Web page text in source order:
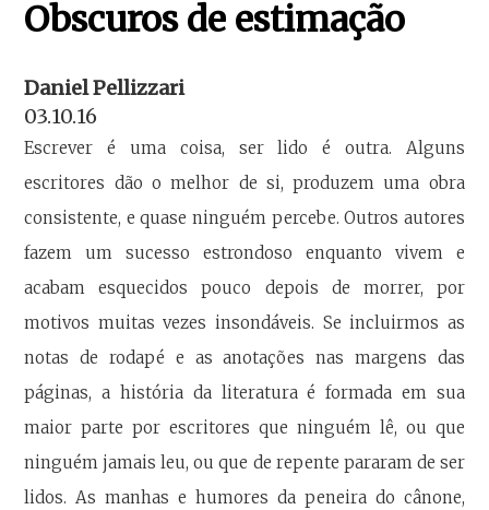
Obscuros de estimação
Daniel Pellizzari
03.10.16
Escrever é uma coisa, ser lido é outra. Alguns
escritores dão o melhor de si, produzem uma obra
consistente, e quase ninguém percebe. Outros autores
fazem um sucesso estrondoso enquanto vivem e
acabam esquecidos pouco depois de morrer, por
motivos muitas vezes insondáveis. Se incluirmos as
notas de rodapé e as anotações nas margens das
páginas, a história da literatura é formada em sua
maior parte por escritores que ninguém lê, ou que
ninguém jamais leu, ou que de repente pararam de ser
lidos. As manhas e humores da peneira do cânone,